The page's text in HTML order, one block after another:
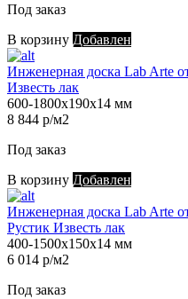
Под заказ
В корзину Добавлен
Инженерная доска Lab Arte
Известь лак
600-1800х190х14 мм
8 844 р/м2
Под заказ
В корзину Добавлен
Инженерная доска Lab Arte
Рустик Известь лак
400-1500х150х14 мм
6 014 р/м2
Под заказ